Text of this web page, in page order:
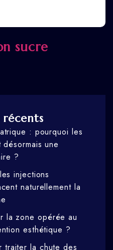
sucre
: pourquoi les
une
?
injections
naturellement la
la zone opérée au
esthétique ?
traiter la chute des